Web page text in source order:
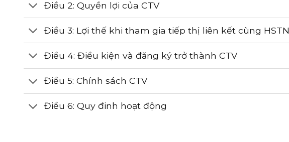
Điều 2: Quyền lợi của CTV
Điều 3: Lợi thế khi tham gia tiếp thị liên kết cùng HSTN
Điều 4: Điều kiện và đăng ký trở thành CTV
Điều 5: Chính sách CTV
Điều 6: Quy đinh hoạt động